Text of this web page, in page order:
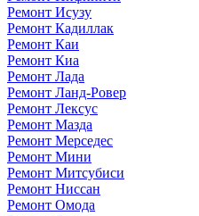
Ремонт Исузу
Ремонт Кадиллак
Ремонт Каи
Ремонт Киа
Ремонт Лада
Ремонт Ланд-Ровер
Ремонт Лексус
Ремонт Мазда
Ремонт Мерседес
Ремонт Мини
Ремонт Митсубиси
Ремонт Ниссан
Ремонт Омода